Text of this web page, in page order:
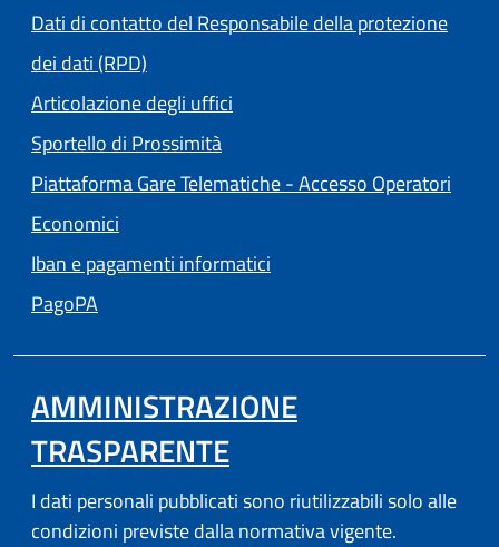
Dati di contatto del Responsabile della protezione
dei dati (RPD)
Articolazione degli uffici
Sportello di Prossimità
Piattaforma Gare Telematiche - Accesso Operatori
Economici
Iban e pagamenti informatici
PagoPA
AMMINISTRAZIONE
TRASPARENTE
I dati personali pubblicati sono riutilizzabili solo alle
condizioni previste dalla normativa vigente.